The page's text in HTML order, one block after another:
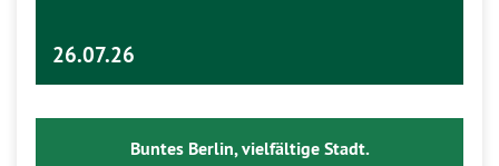
26.07.26
Buntes Berlin, vielfältige Stadt.